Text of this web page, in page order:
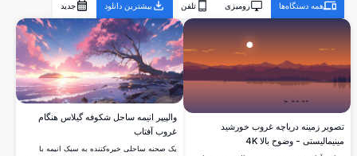
همه دستگاه‌ها رومیزی تلفن بیشترین دانلود جدید
تصویر زمینه دریاچه غروب خورشید
مینیمالیستی - وضوح بالا 4K
والپیپر انیمه ساحل شکوفه گیلاس هنگام
غروب آفتاب
یک صحنه ساحلی خیره‌کننده به سبک انیمه با